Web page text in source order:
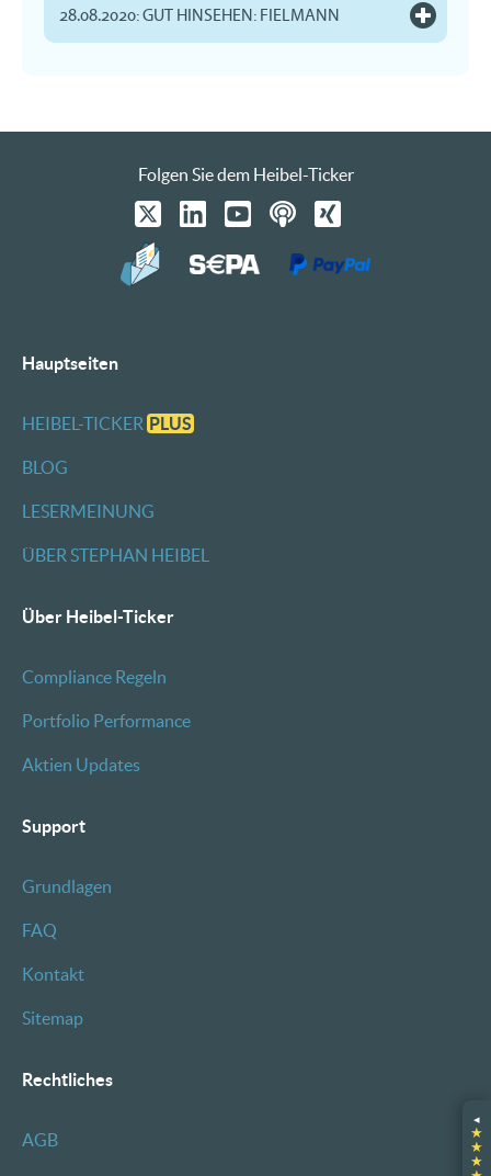
◂
★
★
★
28.08.2020: GUT HINSEHEN: FIELMANN
Folgen Sie dem Heibel-Ticker
Hauptseiten
HEIBEL-TICKER PLUS
BLOG
LESERMEINUNG
ÜBER STEPHAN HEIBEL
Über Heibel-Ticker
Compliance Regeln
Portfolio Performance
Aktien Updates
Support
Grundlagen
FAQ
Kontakt
Sitemap
Rechtliches
AGB